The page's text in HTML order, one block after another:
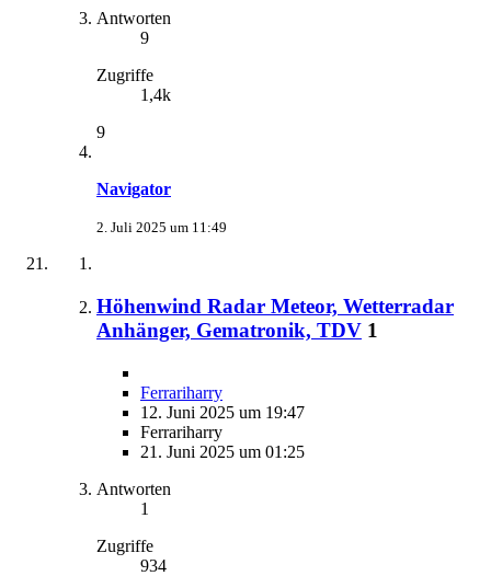
Antworten
9
Zugriffe
1,4k
9
Navigator
2. Juli 2025 um 11:49
Höhenwind Radar Meteor, Wetterradar
Anhänger, Gematronik, TDV 1
Ferrariharry
12. Juni 2025 um 19:47
Ferrariharry
21. Juni 2025 um 01:25
Antworten
1
Zugriffe
934